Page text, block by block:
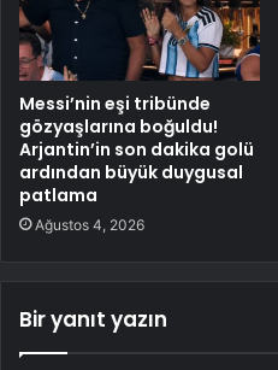
Messi’nin eşi tribünde
gözyaşlarına boğuldu!
Arjantin’in son dakika golü
ardından büyük duygusal
patlama
Ağustos 4, 2026
Bir yanıt yazın